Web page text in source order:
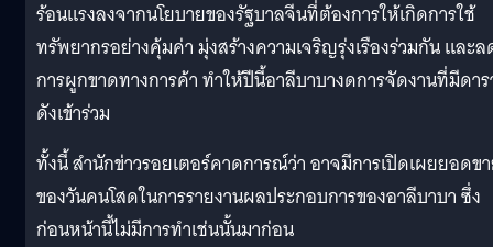
ร้อนแรงลงจากนโยบายของรัฐบาลจีนที่ต้องการให้เกิดการใช้
ทรัพยากรอย่างคุ้มค่า มุ่งสร้างความเจริญรุ่งเรืองร่วมกัน และ
การผูกขาดทางการค้า ทำให้ปีนี้อาลีบาบางดการจัดงานที่มีดา
ดังเข้าร่วม
ทั้งนี้ สำนักข่าวรอยเตอร์คาดการณ์ว่า อาจมีการเปิดเผยยอดข
ของวันคนโสดในการรายงานผลประกอบการของอาลีบาบา ซึ่ง
ก่อนหน้านี้ไม่มีการทำเช่นนั้นมาก่อน